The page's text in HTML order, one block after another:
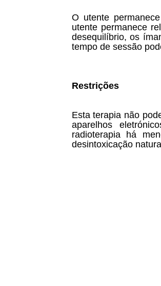
O utente
utente permanece
desequilíbrio, os
tempo de sessão
Restrições
Esta terapia não
aparelhos
radioterapia há
desintoxicação